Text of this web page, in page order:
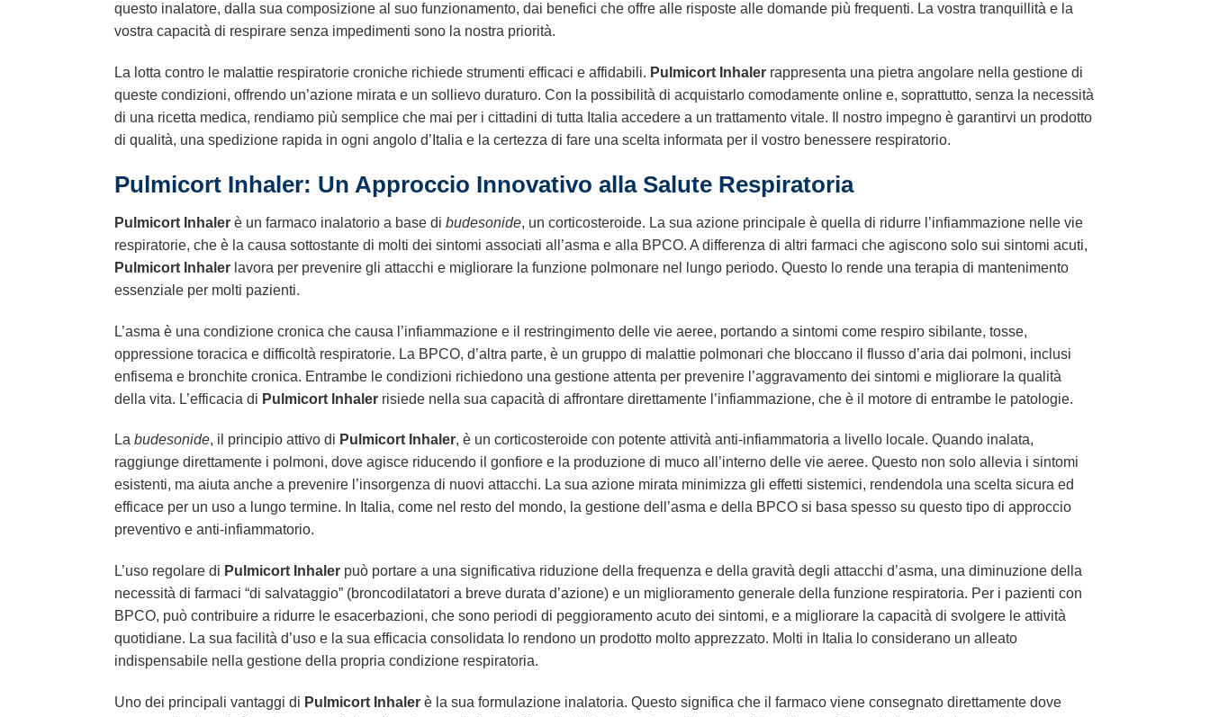
questo inalatore, dalla sua composizione al suo funzionamento, dai benefici che offre alle risposte alle domande più frequenti. La vostra tranquillità e la
vostra capacità di respirare senza impedimenti sono la nostra priorità.
La lotta contro le malattie respiratorie croniche richiede strumenti efficaci e affidabili. Pulmicort Inhaler rappresenta una pietra angolare nella gestione di
queste condizioni, offrendo un’azione mirata e un sollievo duraturo. Con la possibilità di acquistarlo comodamente online e, soprattutto, senza la necessità
di una ricetta medica, rendiamo più semplice che mai per i cittadini di tutta Italia accedere a un trattamento vitale. Il nostro impegno è garantirvi un prodotto
di qualità, una spedizione rapida in ogni angolo d’Italia e la certezza di fare una scelta informata per il vostro benessere respiratorio.
Pulmicort Inhaler: Un Approccio Innovativo alla Salute Respiratoria
Pulmicort Inhaler è un farmaco inalatorio a base di budesonide, un corticosteroide. La sua azione principale è quella di ridurre l’infiammazione nelle vie
respiratorie, che è la causa sottostante di molti dei sintomi associati all’asma e alla BPCO. A differenza di altri farmaci che agiscono solo sui sintomi acuti,
Pulmicort Inhaler lavora per prevenire gli attacchi e migliorare la funzione polmonare nel lungo periodo. Questo lo rende una terapia di mantenimento
essenziale per molti pazienti.
L’asma è una condizione cronica che causa l’infiammazione e il restringimento delle vie aeree, portando a sintomi come respiro sibilante, tosse,
oppressione toracica e difficoltà respiratorie. La BPCO, d’altra parte, è un gruppo di malattie polmonari che bloccano il flusso d’aria dai polmoni, inclusi
enfisema e bronchite cronica. Entrambe le condizioni richiedono una gestione attenta per prevenire l’aggravamento dei sintomi e migliorare la qualità
della vita. L’efficacia di Pulmicort Inhaler risiede nella sua capacità di affrontare direttamente l’infiammazione, che è il motore di entrambe le patologie.
La budesonide, il principio attivo di Pulmicort Inhaler, è un corticosteroide con potente attività anti-infiammatoria a livello locale. Quando inalata,
raggiunge direttamente i polmoni, dove agisce riducendo il gonfiore e la produzione di muco all’interno delle vie aeree. Questo non solo allevia i sintomi
esistenti, ma aiuta anche a prevenire l’insorgenza di nuovi attacchi. La sua azione mirata minimizza gli effetti sistemici, rendendola una scelta sicura ed
efficace per un uso a lungo termine. In Italia, come nel resto del mondo, la gestione dell’asma e della BPCO si basa spesso su questo tipo di approccio
preventivo e anti-infiammatorio.
L’uso regolare di Pulmicort Inhaler può portare a una significativa riduzione della frequenza e della gravità degli attacchi d’asma, una diminuzione della
necessità di farmaci “di salvataggio” (broncodilatatori a breve durata d’azione) e un miglioramento generale della funzione respiratoria. Per i pazienti con
BPCO, può contribuire a ridurre le esacerbazioni, che sono periodi di peggioramento acuto dei sintomi, e a migliorare la capacità di svolgere le attività
quotidiane. La sua facilità d’uso e la sua efficacia consolidata lo rendono un prodotto molto apprezzato. Molti in Italia lo considerano un alleato
indispensabile nella gestione della propria condizione respiratoria.
Uno dei principali vantaggi di Pulmicort Inhaler è la sua formulazione inalatoria. Questo significa che il farmaco viene consegnato direttamente dove